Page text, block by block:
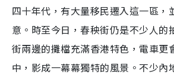
四十年代，有大量移民遷入這一區，
意。時至今日，春秧街仍是不少人的
街兩邊的攤檔充滿香港特色，電車更
中，影成一幕幕獨特的風景。不少內